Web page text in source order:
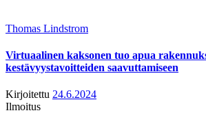
Thomas Lindstrom
Virtuaalinen kaksonen tuo apua
kestävyystavoitteiden saavuttamiseen
Kirjoitettu 24.6.2024
Ilmoitus